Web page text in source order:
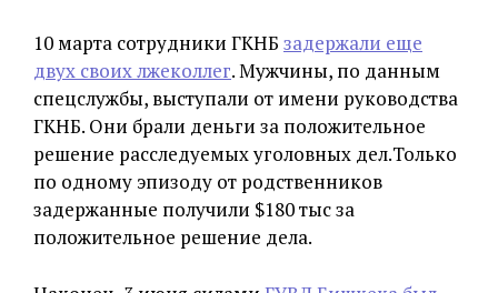
10 марта сотрудники ГКНБ задержали еще
двух своих лжеколлег. Мужчины, по данным
спецслужбы, выступали от имени руководства
ГКНБ. Они брали деньги за положительное
решение расследуемых уголовных дел.Только
по одному эпизоду от родственников
задержанные получили $180 тыс за
положительное решение дела.